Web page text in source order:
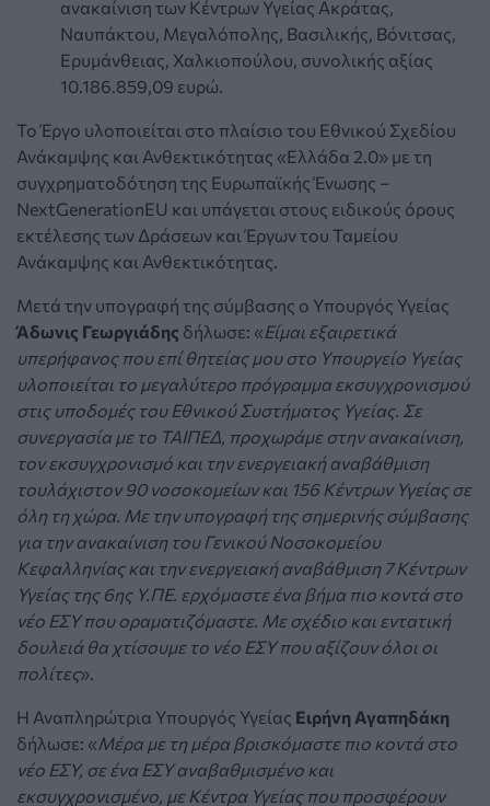
ανακαίνιση των Κέντρων Υγείας Ακράτας,
Ναυπάκτου, Μεγαλόπολης, Βασιλικής, Βόνιτσας,
Ερυμάνθειας, Χαλκιοπούλου, συνολικής αξίας
10.186.859,09 ευρώ.
Το Έργο υλοποιείται στο πλαίσιο του Εθνικού Σχεδίου
Ανάκαμψης και Ανθεκτικότητας «Ελλάδα 2.0» με τη
συγχρηματοδότηση της Ευρωπαϊκής Ένωσης –
NextGenerationEU και υπάγεται στους ειδικούς όρους
εκτέλεσης των Δράσεων και Έργων του Ταμείου
Ανάκαμψης και Ανθεκτικότητας.
Μετά την υπογραφή της σύμβασης ο Υπουργός Υγείας
Άδωνις Γεωργιάδης δήλωσε: «Είμαι εξαιρετικά
υπερήφανος που επί θητείας μου στο Υπουργείο Υγείας
υλοποιείται το μεγαλύτερο πρόγραμμα εκσυγχρονισμού
στις υποδομές του Εθνικού Συστήματος Υγείας. Σε
συνεργασία με το ΤΑΙΠΕΔ, προχωράμε στην ανακαίνιση,
τον εκσυγχρονισμό και την ενεργειακή αναβάθμιση
τουλάχιστον 90 νοσοκομείων και 156 Κέντρων Υγείας σε
όλη τη χώρα. Με την υπογραφή της σημερινής σύμβασης
για την ανακαίνιση του Γενικού Νοσοκομείου
Κεφαλληνίας και την ενεργειακή αναβάθμιση 7 Κέντρων
Υγείας της 6ης Υ.ΠΕ. ερχόμαστε ένα βήμα πιο κοντά στο
νέο ΕΣΥ που οραματιζόμαστε. Με σχέδιο και εντατική
δουλειά θα χτίσουμε το νέο ΕΣΥ που αξίζουν όλοι οι
πολίτες».
Η Αναπληρώτρια Υπουργός Υγείας Ειρήνη Αγαπηδάκη
δήλωσε: «Μέρα με τη μέρα βρισκόμαστε πιο κοντά στο
νέο ΕΣΥ, σε ένα ΕΣΥ αναβαθμισμένο και
εκσυγχρονισμένο, με Κέντρα Υγείας που προσφέρουν